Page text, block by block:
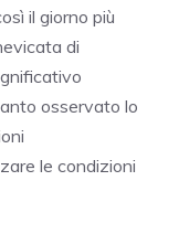
il giorno più
di
osservato lo
le condizioni